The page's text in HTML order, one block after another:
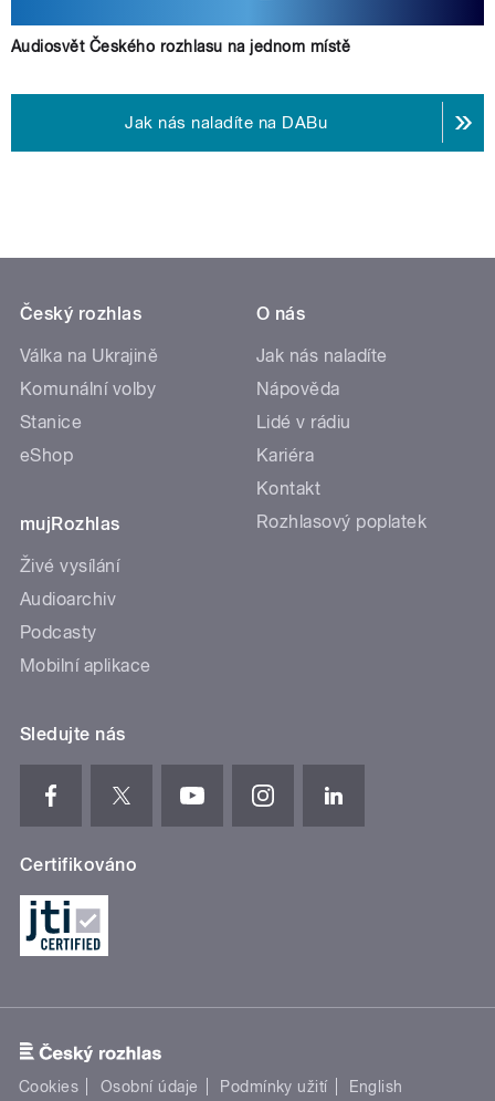
Audiosvět Českého rozhlasu na jednom místě
Jak nás naladíte na DABu
Český rozhlas
Válka na Ukrajině
Komunální volby
Stanice
eShop
mujRozhlas
Živé vysílání
Audioarchiv
Podcasty
Mobilní aplikace
O nás
Jak nás naladíte
Nápověda
Lidé v rádiu
Kariéra
Kontakt
Rozhlasový poplatek
Sledujte nás
Certifikováno
Cookies Osobní údaje Podmínky užití English